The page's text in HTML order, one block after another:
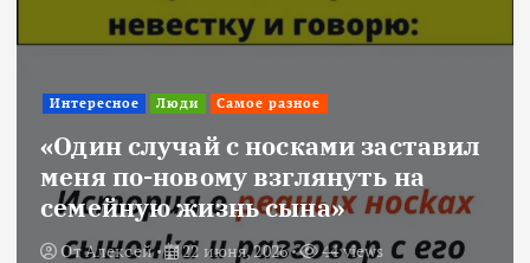
Интересное Люди Самое разное
«Один случай с носками заставил
меня по-новому взглянуть на
семейную жизнь сына»
ОтАлексей 22 июня, 2026 44 views